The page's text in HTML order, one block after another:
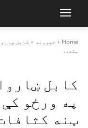
Home خبرونه
ټنه...
کابل
ټنه